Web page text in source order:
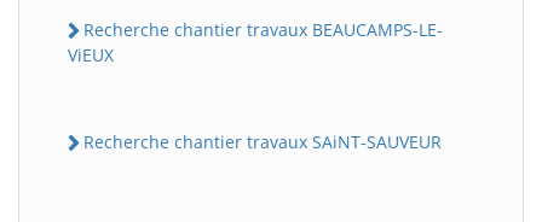
Recherche chantier travaux BEAUCAMPS-LE-
ViEUX
Recherche chantier travaux SAiNT-SAUVEUR